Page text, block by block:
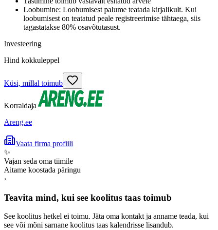
Loobumine: Loobumisest palume teatada kirjalikult. Kui
loobumisest on teatatud peale registreerimise tähtaega, siis
tagastatakse 80% osavõtutasust.
Investeering
Hind kokkuleppel
Küsi, millal toimub
Korraldaja
Areng.ee
Vaata firma profiili
✨
Vajan seda oma tiimile
Aitame koostada päringu
›
Teavita mind, kui see koolitus taas toimub
See koolitus hetkel ei toimu. Jäta oma kontakt ja anname teada, kui
see või mõni sarnane koolitus taas kalendrisse lisandub.